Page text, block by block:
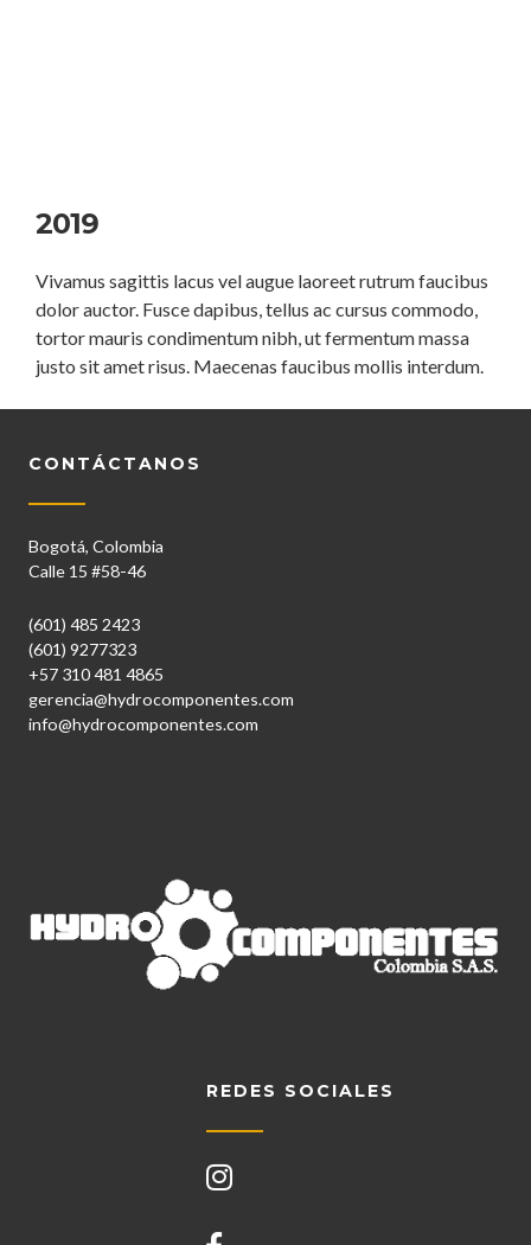
2019
Vivamus sagittis lacus vel augue laoreet rutrum faucibus
dolor auctor. Fusce dapibus, tellus ac cursus commodo,
tortor mauris condimentum nibh, ut fermentum massa
justo sit amet risus. Maecenas faucibus mollis interdum.
CONTÁCTANOS
Bogotá, Colombia
Calle 15 #58-46
(601) 485 2423
(601) 9277323
+57 310 481 4865
gerencia@hydrocomponentes.com
info@hydrocomponentes.com
REDES SOCIALES